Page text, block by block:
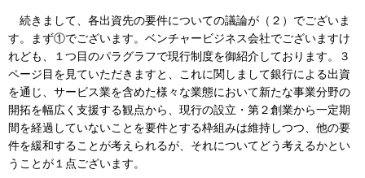
続きまして、各出資先の要件についての議論が（２）でございま
す。まず①でございます。ベンチャービジネス会社でございますけ
れども、１つ目のパラグラフで現行制度を御紹介しております。３
ページ目を見ていただきますと、これに関しまして銀行による出資
を通じ、サービス業を含めた様々な業態において新たな事業分野の
開拓を幅広く支援する観点から、現行の設立・第２創業から一定期
間を経過していないことを要件とする枠組みは維持しつつ、他の要
件を緩和することが考えられるが、それについてどう考えるかとい
うことが１点ございます。